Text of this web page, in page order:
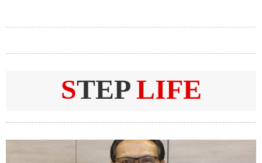
STEP LIFE